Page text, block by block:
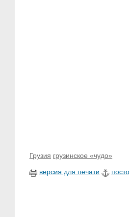
Грузия грузинское «чудо»
версия для печати